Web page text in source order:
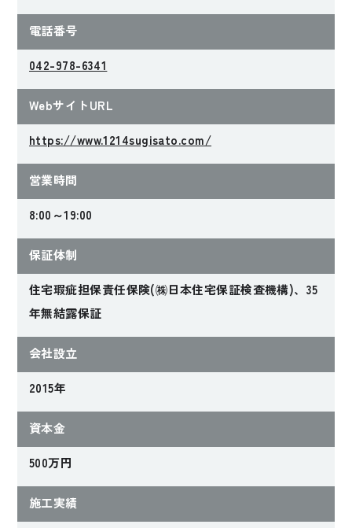
電話番号
042-978-6341
WebサイトURL
https://www.1214sugisato.com/
営業時間
8:00～19:00
保証体制
住宅瑕疵担保責任保険(㈱日本住宅保証検査機構)、35
年無結露保証
会社設立
2015年
資本金
500万円
施工実績